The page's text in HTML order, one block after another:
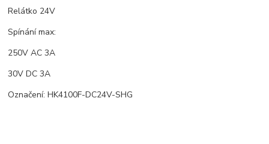
Relátko 24V
Spínání max:
250V AC 3A
30V DC 3A
Označení: HK4100F-DC24V-SHG